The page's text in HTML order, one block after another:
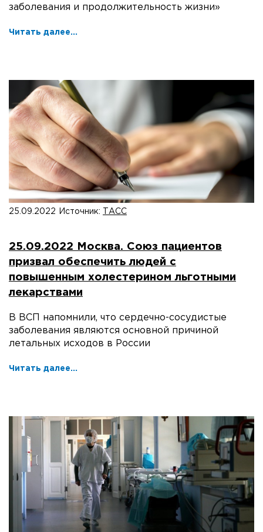
заболевания и продолжительность жизни»
Читать далее...
25.09.2022 Источник: ТАСС
25.09.2022 Москва. Союз пациентов
призвал обеспечить людей с
повышенным холестерином льготными
лекарствами
В ВСП напомнили, что сердечно-сосудистые
заболевания являются основной причиной
летальных исходов в России
Читать далее...